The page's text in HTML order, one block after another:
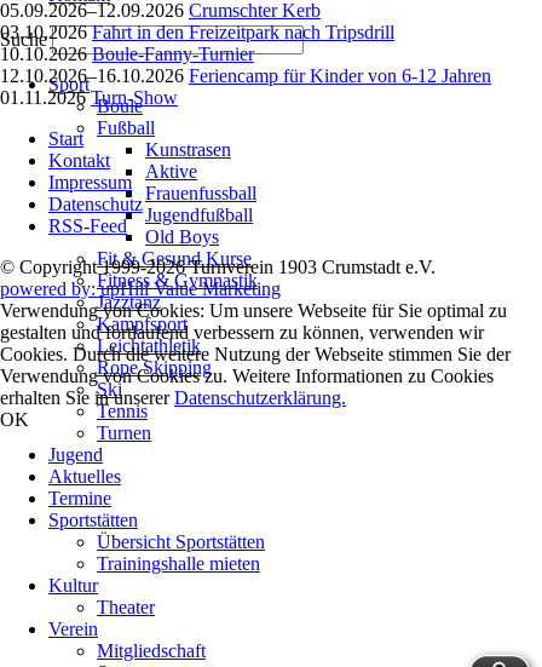
Suche
Navigation
überspringen
Sport
Boule
Fußball
Kunstrasen
Aktive
Frauenfussball
Jugendfußball
Old Boys
Fit & Gesund Kurse
Fitness & Gymnastik
Jazztanz
Kampfsport
Leichtathletik
Rope Skipping
Ski
Tennis
Turnen
Jugend
Aktuelles
Termine
Sportstätten
Übersicht Sportstätten
Trainingshalle mieten
Kultur
Theater
Verein
Mitgliedschaft
05.09.2026–12.09.2026 Crumschter Kerb
03.10.2026 Fahrt in den Freizeitpark nach Tripsdrill
10.10.2026 Boule-Fanny-Turnier
12.10.2026–16.10.2026 Feriencamp für Kinder von 6-12 Jahren
01.11.2026 Turn-Show
Navigation
überspringen
Start
Kontakt
Impressum
Datenschutz
RSS-Feed
© Copyright 1999-2026 Turnverein 1903 Crumstadt e.V.
powered by: upHill Value Marketing
Verwendung von Cookies: Um unsere Webseite für Sie optimal zu
gestalten und fortlaufend verbessern zu können, verwenden wir
Cookies. Durch die weitere Nutzung der Webseite stimmen Sie der
Verwendung von Cookies zu. Weitere Informationen zu Cookies
erhalten Sie in unsererDatenschutzerklärung.
OK